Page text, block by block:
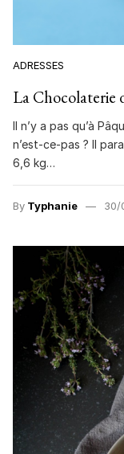
ADRESSES
La Chocolaterie
Il n’y a pas qu’à
n’est-ce-pas ? Il
6,6 kg…
By Typhanie 30/